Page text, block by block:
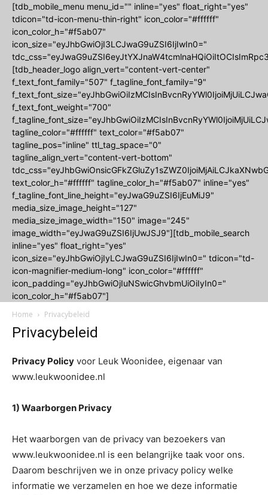
[tdb_mobile_menu menu_id="" inline="yes" float_right="yes"
tdicon="td-icon-menu-thin-right" icon_color="#ffffff"
icon_color_h="#f5ab07"
icon_size="eyJhbGwiOjI3LCJwaG9uZSI6IjIwIn0="
[tdb_header_logo align_vert="content-vert-center"
f_text_font_family="507" f_tagline_font_family="9"
f_text_font_weight="700"
tagline_color="#ffffff" text_color="#f5ab07"
tagline_pos="inline" ttl_tag_space="0"
tagline_align_vert="content-vert-bottom"
text_color_h="#ffffff" tagline_color_h="#f5ab07" inline="yes"
f_tagline_font_line_height="eyJwaG9uZSI6IjEuMiJ9"
media_size_image_height="127"
media_size_image_width="150" image="245"
image_width="eyJwaG9uZSI6IjUwJSJ9"][tdb_mobile_search
inline="yes" float_right="yes"
icon_size="eyJhbGwiOjIyLCJwaG9uZSI6IjIwIn0=" tdicon="td-
icon-magnifier-medium-long" icon_color="#ffffff"
icon_padding="eyJhbGwiOjIuNSwicGhvbmUiOiIyIn0="
icon_color_h="#f5ab07"]
Home
Privacybeleid
Privacybeleid
Privacy Policy voor Leuk Woonidee, eigenaar van
www.leukwoonidee.nl
1) Waarborgen Privacy
Het waarborgen van de privacy van bezoekers van
www.leukwoonidee.nl is een belangrijke taak voor ons.
Daarom beschrijven we in onze privacy policy welke
informatie we verzamelen en hoe we deze informatie